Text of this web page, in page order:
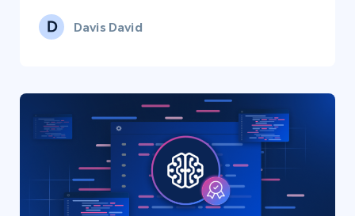
Davis David